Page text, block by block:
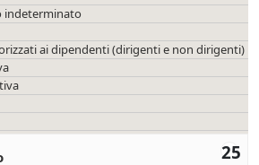
indeterminato
ai dipendenti (dirigenti e non dirigenti)
25